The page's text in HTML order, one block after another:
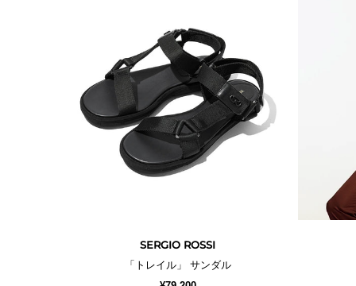
SERGIO ROSSI
「トレイル」 サンダル